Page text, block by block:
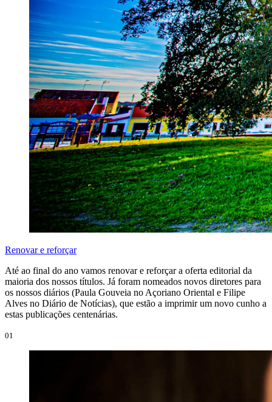
Renovar e reforçar
Até ao final do ano vamos renovar e reforçar a oferta editorial da
maioria dos nossos títulos. Já foram nomeados novos diretores para
os nossos diários (Paula Gouveia no Açoriano Oriental e Filipe
Alves no Diário de Notícias), que estão a imprimir um novo cunho a
estas publicações centenárias.
01